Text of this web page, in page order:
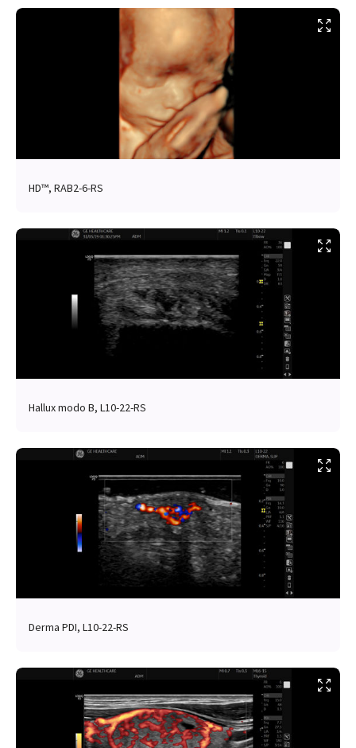
HD™, RAB2-6-RS
Hallux modo B, L10-22-RS
Derma PDI, L10-22-RS